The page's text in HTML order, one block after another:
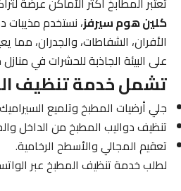
كلين هوم سيرفز، نستخدم مذيبات
الأفران، الشفاطات، والجدران، مما
على البيئة الجاذبة للحشرات في منازل
تشمل خدمة تنظيف
جلي أرضيات المطبخ وتلميع السيراميك.
تنظيف دواليب المطبخ من الداخل
تعقيم المجالي والأسطح الرخامية.
لطلب خدمة تنظيف المطبخ عبر